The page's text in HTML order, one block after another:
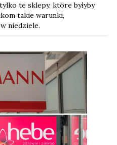
te sklepy, które byłyby
takie warunki,
niedziele.